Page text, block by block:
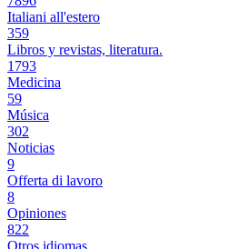
Italiani all'estero
359
Libros y revistas, literatura.
1793
Medicina
59
Música
302
Noticias
9
Offerta di lavoro
8
Opiniones
822
Otros idiomas